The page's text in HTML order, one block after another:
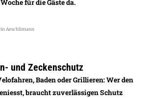
für die Gäste da.
Aeschlimann
und Zeckenschutz
Baden oder Grillieren: Wer den
braucht zuverlässigen Schutz